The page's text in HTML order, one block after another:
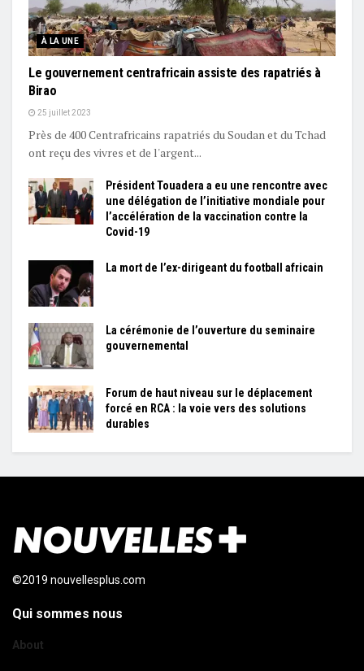
À LA UNE
Le gouvernement centrafricain assiste des rapatriés à
Birao
25 juillet 2023
Près de 400 Centrafricains rapatriés du Soudan et du Tchad
ont reçu des vivres et de l'argent...
Président Touadera a eu une rencontre avec
une délégation de l’initiative mondiale pour
l’accélération de la vaccination contre la
Covid-19
La mort de l’ex-dirigeant du football africain
La cérémonie de l’ouverture du seminaire
gouvernemental
Forum de haut niveau sur le déplacement
forcé en RCA : la voie vers des solutions
durables
©2019 nouvellesplus.com
Qui sommes nous
About